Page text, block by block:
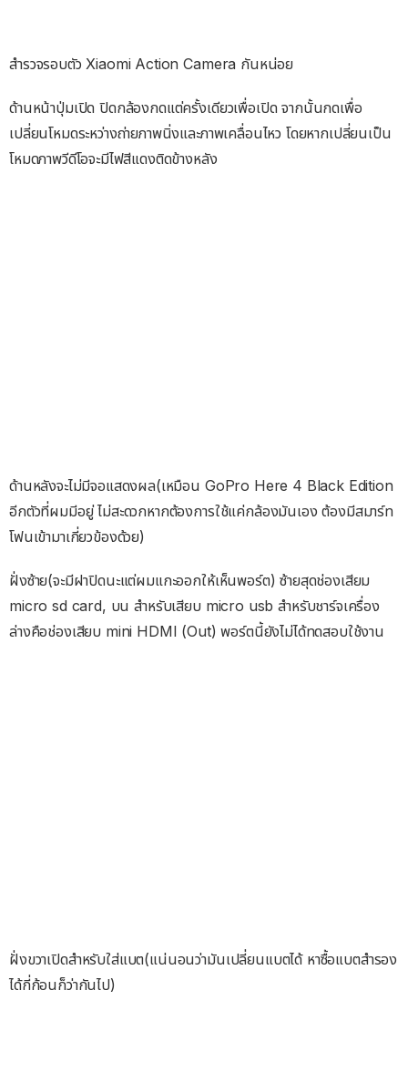
สำรวจรอบตัว Xiaomi Action Camera กันหน่อย
ด้านหน้าปุ่มเปิด ปิดกล้องกดแต่ครั้งเดียวเพื่อเปิด จากนั้นกดเพื่อ
เปลี่ยนโหมดระหว่างถ่ายภาพนิ่งและภาพเคลื่อนไหว โดยหากเปลี่ยนเป็น
โหมดภาพวีดีโอจะมีไฟสีแดงติดข้างหลัง
ด้านหลังจะไม่มีจอแสดงผล(เหมือน GoPro Here 4 Black Edition
อีกตัวที่ผมมีอยู่ ไม่สะดวกหากต้องการใช้แค่กล้องมันเอง ต้องมีสมาร์ท
โฟนเข้ามาเกี่ยวข้องด้วย)
ฝั่งซ้าย(จะมีฝาปิดนะแต่ผมแกะออกให้เห็นพอร์ต) ซ้ายสุดช่องเสียม
micro sd card, บน สำหรับเสียบ micro usb สำหรับชาร์จเครื่อง
ล่างคือช่องเสียบ mini HDMI (Out) พอร์ตนี้ยังไม่ได้ทดสอบใช้งาน
ฝั่งขวาเปิดสำหรับใส่แบต(แน่นอนว่ามันเปลี่ยนแบตได้ หาซื้อแบตสำรอง
ได้กี่ก้อนก็ว่ากันไป)